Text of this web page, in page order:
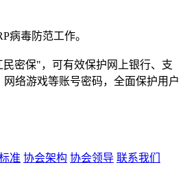
毒防范工作。
密保"，可有效保护网上银行、支
络游戏等账号密码，全面保护用户
准 协会架构 协会领导 联系我们